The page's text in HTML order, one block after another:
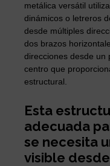
metálica versátil
dinámicos o letreros
desde múltiples
dos brazos
direcciones desde un
centro que
estructural.
Esta
adecuada
se necesita
visible